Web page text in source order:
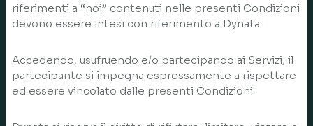
riferimenti a “noi” contenuti nelle presenti Condizioni
devono essere intesi con riferimento a Dynata.
Accedendo, usufruendo e/o partecipando ai Servizi, il
partecipante si impegna espressamente a rispettare
ed essere vincolato dalle presenti Condizioni.